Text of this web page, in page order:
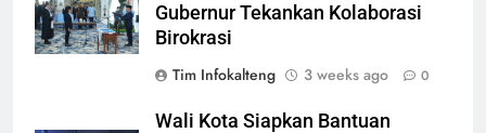
Gubernur Tekankan Kolaborasi
Birokrasi
Tim Infokalteng
3 weeks ago 0
Wali Kota Siapkan Bantuan